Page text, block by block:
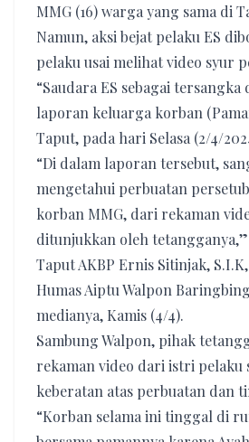
MMG (16) warga yang sama di
Namun, aksi bejat pelaku ES
pelaku usai melihat video syur
“Saudara ES sebagai
laporan keluarga korban
Taput, pada hari Selasa (2/4/
“Di dalam laporan tersebut,
mengetahui perbuatan
korban MMG, dari rekaman
ditunjukkan oleh
Taput AKBP Ernis Sitinjak,
Humas Aiptu Walpon
medianya, Kamis (4/4).
Sambung Walpon, pihak
rekaman video dari istri pelaku
keberatan atas perbuatan dan
“Korban selama ini tinggal di